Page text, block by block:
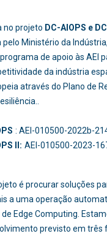
no projeto DC-AIOPS e
Ministério da
de apoio às AEI
da indústria
através do Plano de
: AEI-010500-
II: AEI-010500-2023-
é procurar soluções
a uma operação
Edge Computing.
previsto em três